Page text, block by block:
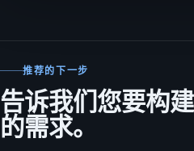
推荐的下一步
告诉我们您要构
的需求。